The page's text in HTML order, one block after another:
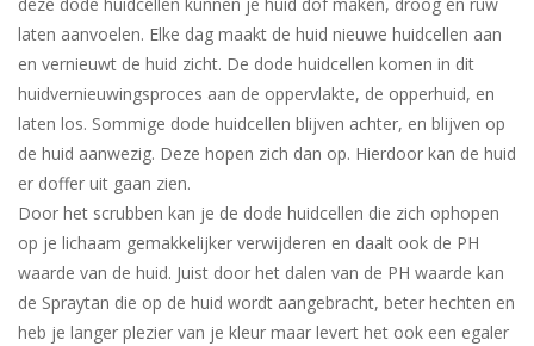
laten aanvoelen. Elke dag maakt de huid nieuwe huidcellen aan
en vernieuwt de huid zicht. De dode huidcellen komen in dit
huidvernieuwingsproces aan de oppervlakte, de opperhuid, en
laten los. Sommige dode huidcellen blijven achter, en blijven op
de huid aanwezig. Deze hopen zich dan op. Hierdoor kan de huid
er doffer uit gaan zien.
Door het scrubben kan je de dode huidcellen die zich ophopen
op je lichaam gemakkelijker verwijderen en daalt ook de PH
waarde van de huid. Juist door het dalen van de PH waarde kan
de Spraytan die op de huid wordt aangebracht, beter hechten en
heb je langer plezier van je kleur maar levert het ook een egaler